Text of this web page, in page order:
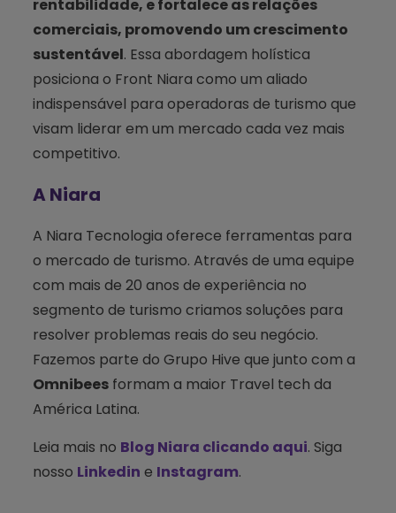
rentabilidade, e fortalece as relações
comerciais, promovendo um crescimento
sustentável. Essa abordagem holística
posiciona o Front Niara como um aliado
indispensável para operadoras de turismo que
visam liderar em um mercado cada vez mais
competitivo.
A Niara
A Niara Tecnologia oferece ferramentas para
o mercado de turismo. Através de uma equipe
com mais de 20 anos de experiência no
segmento de turismo criamos soluções para
resolver problemas reais do seu negócio.
Fazemos parte do Grupo Hive que junto com a
Omnibeesformam a maior Travel tech da
América Latina.
Leia mais no Blog Niara clicando aqui. Siga
nosso Linkedin e Instagram.